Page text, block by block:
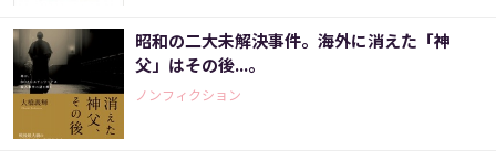
昭和の二大未解決事件。海外に消えた「神
父」はその後...。
ノンフィクション